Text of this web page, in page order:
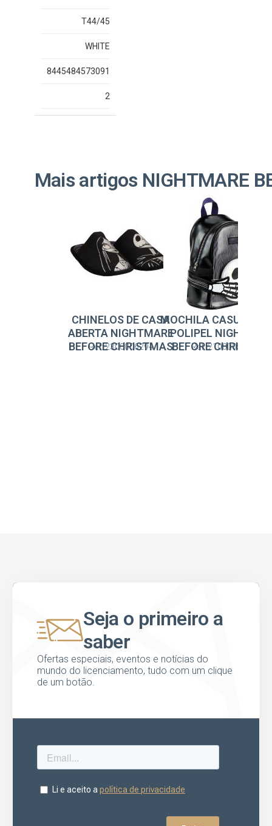
T44/45
WHITE
8445484573091
2
Mais artigos NIGHTMARE
CHINELOS DE CASA
ABERTA NIGHTMARE
BEFORE CHRISTMAS
Ref: 2300006294
MOCHILA CASUAL
POLIPEL
BEFORERef: 2100005932
Seja o primeiro a
saber
Ofertas especiais, eventos e notícias do
mundo do licenciamento, tudo com um clique
de um botão.